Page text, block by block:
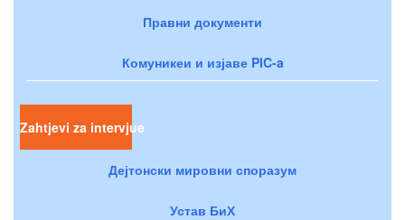
Правни документи
Комуникеи и изјаве PIC-a
Zahtjevi za intervjue
Дејтонски мировни споразум
Устав БиХ